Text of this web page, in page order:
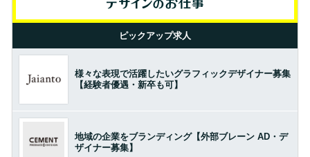
ピックアップ求人
様々な表現で活躍したいグラフィックデザイナー募集
【経験者優遇・新卒も可】
地域の企業をブランディング【外部ブレーン AD・デ
ザイナー募集】